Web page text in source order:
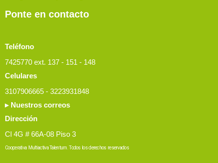
Ponte en contacto
Teléfono
7425770 ext. 137 - 151 - 148
Celulares
3107906665 - 3223931848
▸ Nuestros correos
Dirección
Cl 4G # 66A-08 Piso 3
Cooperativa Multiactiva Talentum. Todos los derechos reservados